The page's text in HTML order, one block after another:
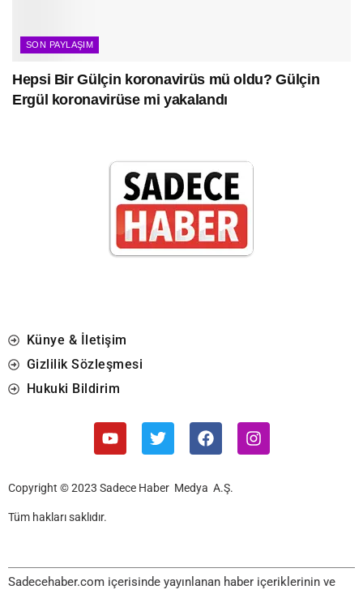
SON PAYLAŞIM
Hepsi Bir Gülçin koronavirüs mü oldu? Gülçin
Ergül koronavirüse mi yakalandı
Künye & İletişim
Gizlilik Sözleşmesi
Hukuki Bildirim
Copyright © 2023 Sadece Haber Medya A.Ş.
Tüm hakları saklıdır.
Sadecehaber.com içerisinde yayınlanan haber içeriklerinin ve